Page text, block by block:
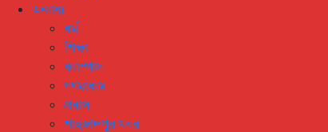
অন্যান্য
ধর্ম
শিক্ষা
ক্যাম্পাস
গণমাধ্যম
প্রবাস
শাহজাদপুর খবর